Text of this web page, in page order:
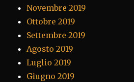
Novembre 2019
Ottobre 2019
Settembre 2019
Agosto 2019
Luglio 2019
Giugno 2019